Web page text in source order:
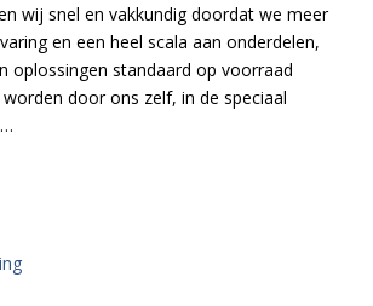
wij snel en vakkundig doordat we meer
en een heel scala aan onderdelen,
oplossingen standaard op voorraad
door ons zelf, in de speciaal